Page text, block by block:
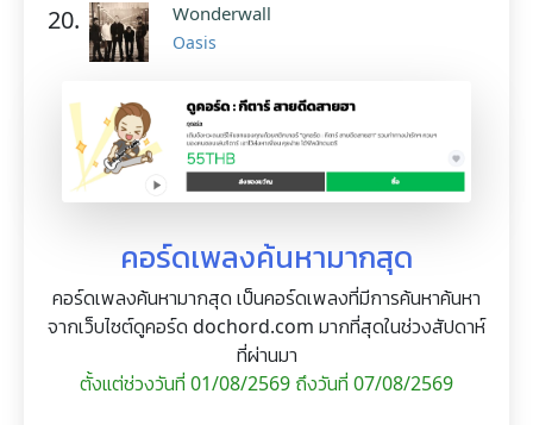
20. Wonderwall
Oasis
คอร์ดเพลงค้นหามากสุด
คอร์ดเพลงค้นหามากสุด เป็นคอร์ดเพลงที่มีการค้นหาค้นหา
จากเว็บไซต์ดูคอร์ด dochord.com มากที่สุดในช่วงสัปดาห์
ที่ผ่านมา
ตั้งแต่ช่วงวันที่ 01/08/2569 ถึงวันที่ 07/08/2569